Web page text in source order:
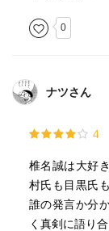
0
ナツさん
4
椎名誠は大好
村氏も目黒氏
誰の発言か分
く真剣に語り